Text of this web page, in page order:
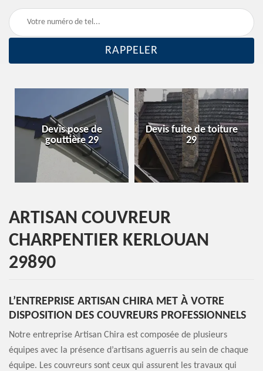
pose de
29
Devis fuite de toiture
29
Entreprise
29
ARTISAN COUVREUR
CHARPENTIER KERLOUAN
29890
L’ENTREPRISE ARTISAN CHIRA MET À VOTRE
DISPOSITION DES COUVREURS PROFESSIONNELS
Notre entreprise Artisan Chira est composée de plusieurs
équipes avec la présence d’artisans aguerris au sein de chaque
équipe. Les couvreurs sont ceux qui assurent les travaux qui